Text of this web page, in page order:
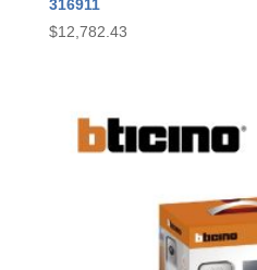
316911
$12,782.43